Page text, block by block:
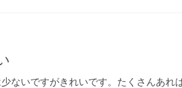
ないですがきれいです。たくさんあれ